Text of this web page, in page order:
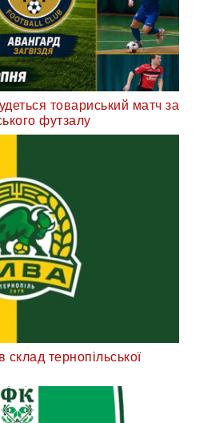
товариський матч за
футзалу
тернопільської